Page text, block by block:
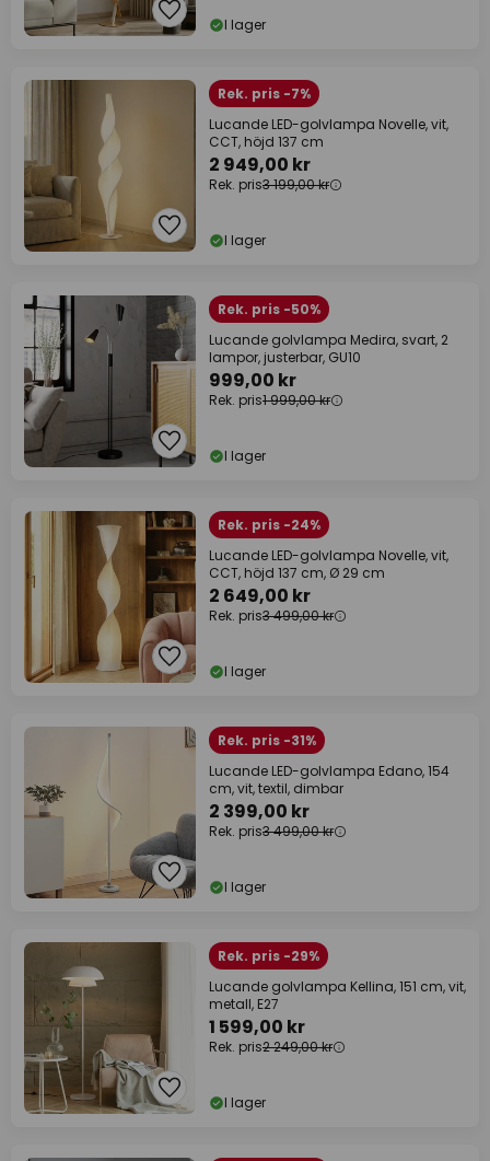
I lager
Rek. pris -7%
Lucande LED-golvlampa Novelle, vit,
CCT, höjd 137 cm
2 949,00 kr
Rek. pris3 199,00 kr
I lager
Rek. pris -50%
Lucande golvlampa Medira, svart, 2
lampor, justerbar, GU10
999,00 kr
Rek. pris1 999,00 kr
I lager
Rek. pris -24%
Lucande LED-golvlampa Novelle, vit,
CCT, höjd 137 cm, Ø 29 cm
2 649,00 kr
Rek. pris3 499,00 kr
I lager
Rek. pris -31%
Lucande LED-golvlampa Edano, 154
cm, vit, textil, dimbar
2 399,00 kr
Rek. pris3 499,00 kr
I lager
Rek. pris -29%
Lucande golvlampa Kellina, 151 cm, vit,
metall, E27
1 599,00 kr
Rek. pris2 249,00 kr
I lager